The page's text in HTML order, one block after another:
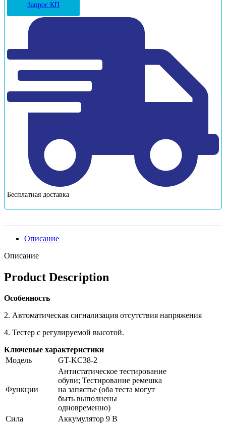
Запрос КП
Бесплатная доставка
Описание
Описание
Product Description
Особенность
2. Автоматическая сигнализация отсутствия напряжения
4. Тестер с регулируемой высотой.
Ключевые характеристики
Модель
GT-KC38-2
Функции
Антистатическое тестирование
обуви; Тестирование ремешка
на запястье (оба теста могут
быть выполнены
одновременно)
Сила
Аккумулятор 9 В